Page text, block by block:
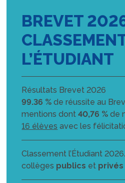
BREVET
L’ÉTUDIANT
Résultats Brevet 2026
99.36 % de réussite au
mentions dont40,76 % de
16 élèves avec les
Classement l’Étudiant
collèges publics et privés